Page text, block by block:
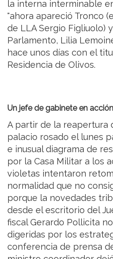
la interna interminable
"ahora apareció Tronco
de LLA Sergio Figliuolo)
Parlamento, Lilia
hace unos días con el
Residencia de Olivos.
Un jefe de gabinete en acción
A partir de la reapertura
palacio rosado el lunes
e inusual diagrama de
por la Casa Militar a los
violetas intentaron
normalidad que no
porque la novedades
desde el escritorio del
fiscal Gerardo Pollicita
digeridas por los
conferencia de prensa